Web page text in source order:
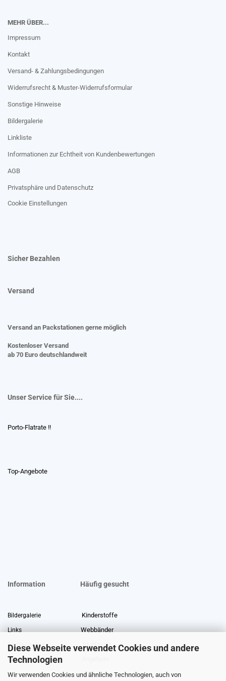
Diese Webseite verwendet Cookies und andere
Technologien
Wir verwenden Cookies und ähnliche Technologien, auch von
MEHR ÜBER...
Impressum
Kontakt
Versand- & Zahlungsbedingungen
Widerrufsrecht & Muster-Widerrufsformular
Sonstige Hinweise
Bildergalerie
Linkliste
Informationen zur Echtheit von Kundenbewertungen
AGB
Privatsphäre und Datenschutz
Cookie Einstellungen
Sicher Bezahlen
Versand
Versand an Packstationen gerne möglich
Kostenloser Versand
ab 70 Euro deutschlandweit
Unser Service für Sie....
Porto-Flatrate !!
Top-Angebote
Information Häufig gesucht
Bildergalerie Kinderstoffe
Links Webbänder
Stoffe Lexikon Stoffreste
Über uns
Gewerberabatt Meterware